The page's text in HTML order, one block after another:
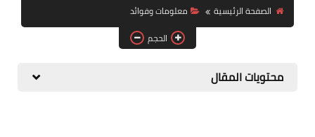
حلويات
مقبلات وسلطات
الصفحة الرئيسية
معلومات وفوائد
الحجم
محتويات المقال